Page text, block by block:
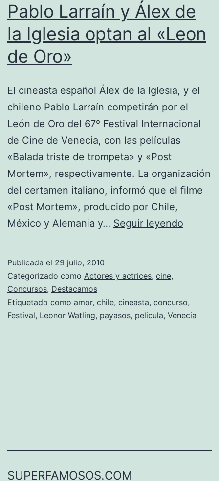
Pablo Larraín y Álex de
la Iglesia optan al «Leon
de Oro»
El cineasta español Álex de la Iglesia, y el
chileno Pablo Larraín competirán por el
León de Oro del 67º Festival Internacional
de Cine de Venecia, con las películas
«Balada triste de trompeta» y «Post
Mortem», respectivamente. La organización
del certamen italiano, informó que el filme
«Post Mortem», producido por Chile,
México y Alemania y… Seguir leyendo
la
Iglesia
Publicada el 29 julio, 2010
Categorizado como Actores y actrices, cine,
Concursos, Destacamos
Etiquetado como amor, chile, cineasta, concurso,
Festival, Leonor Watling, payasos, pelicula, Venecia
SUPERFAMOSOS.COM